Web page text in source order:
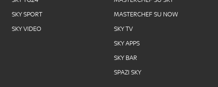
SKY SPORT
SKY VIDEO
MASTERCHEF SU NOW
SKY TV
SKY APPS
SKY BAR
SPAZI SKY